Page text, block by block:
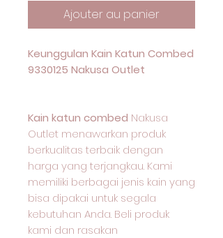
Ajouter au panier
Keunggulan Kain Katun Combed
9330125 Nakusa Outlet
Kain katun combed Nakusa
Outlet menawarkan produk
berkualitas terbaik dengan
harga yang terjangkau. Kami
memiliki berbagai jenis kain yang
bisa dipakai untuk segala
kebutuhan Anda. Beli produk
kami dan rasakan